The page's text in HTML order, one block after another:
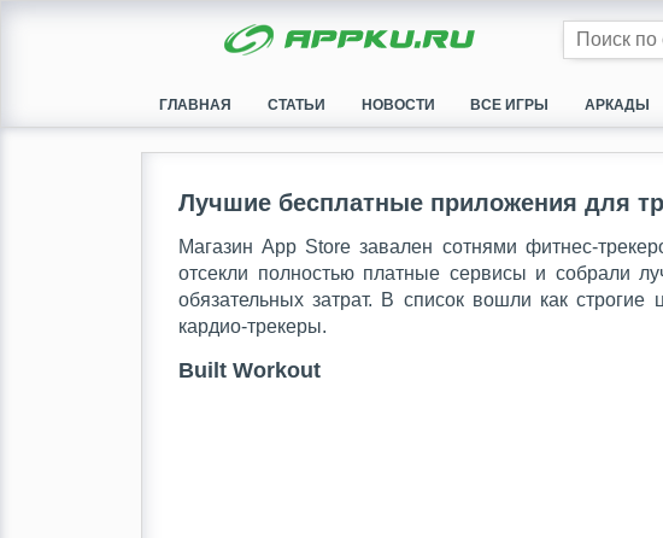
ГЛАВНАЯ СТАТЬИ НОВОСТИ ВСЕ ИГРЫ АРКАДЫ
Лучшие бесплатные приложения для
Магазин App Store завален сотнями фитнес-
отсекли полностью платные сервисы и собрали
обязательных затрат. В список вошли как
кардио-трекеры.
Built Workout